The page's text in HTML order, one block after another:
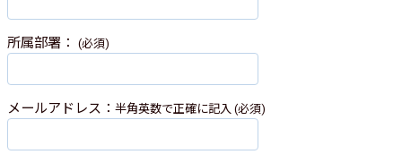
所属部署： (必須)
メールアドレス： 半角英数で正確に記入 (必須)